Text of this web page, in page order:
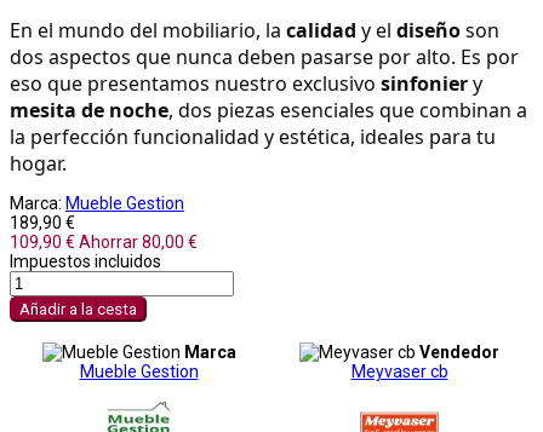
En el mundo del mobiliario, la calidad y el diseño son
dos aspectos que nunca deben pasarse por alto. Es por
eso que presentamos nuestro exclusivo sinfonier
mesita de noche, dos piezas esenciales que combinan a
la perfección funcionalidad y estética, ideales para tu
hogar.
Marca: Mueble Gestion
189,90 €
109,90 € Ahorrar 80,00 €
Impuestos incluidos
Añadir a la cesta
Marca
Mueble Gestion
Vendedor
Meyvaser cb